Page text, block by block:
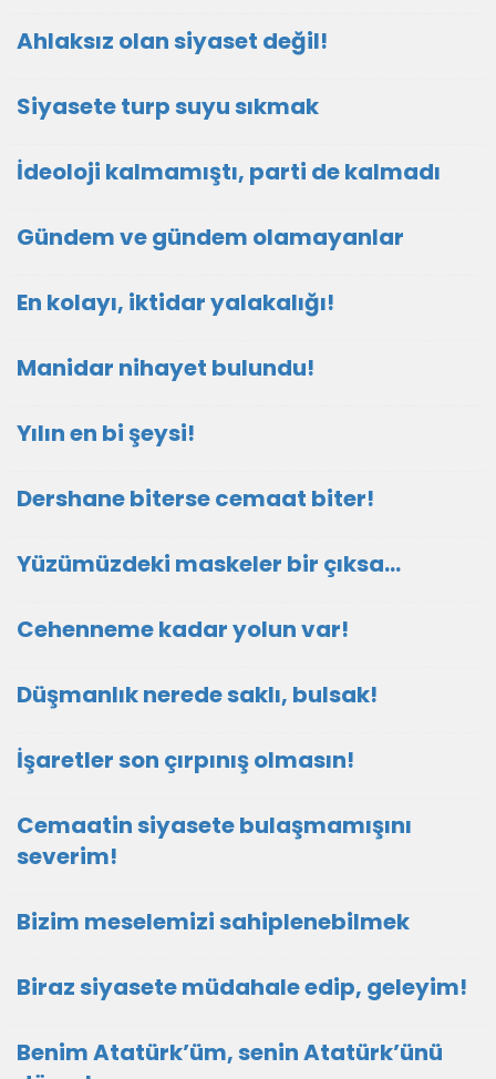
Ahlaksız olan siyaset değil!
Siyasete turp suyu sıkmak
İdeoloji kalmamıştı, parti de kalmadı
Gündem ve gündem olamayanlar
En kolayı, iktidar yalakalığı!
Manidar nihayet bulundu!
Yılın en bi şeysi!
Dershane biterse cemaat biter!
Yüzümüzdeki maskeler bir çıksa…
Cehenneme kadar yolun var!
Düşmanlık nerede saklı, bulsak!
İşaretler son çırpınış olmasın!
Cemaatin siyasete bulaşmamışını
severim!
Bizim meselemizi sahiplenebilmek
Biraz siyasete müdahale edip, geleyim!
Benim Atatürk’üm, senin Atatürk’ünü